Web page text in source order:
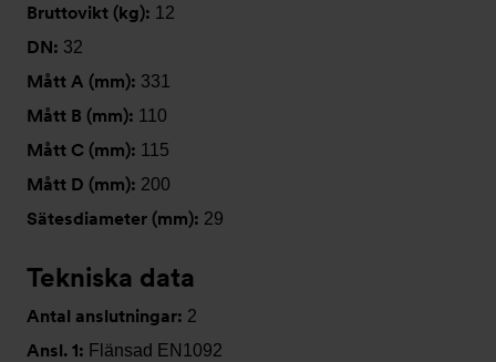
Bruttovikt (kg): 12
DN: 32
Mått A (mm): 331
Mått B (mm): 110
Mått C (mm): 115
Mått D (mm): 200
Sätesdiameter (mm): 29
Tekniska data
Antal anslutningar: 2
Ansl. 1: Flänsad EN1092